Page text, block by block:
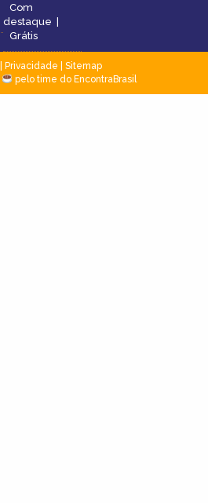
Com
destaque |
Grátis
Privacidade
Sitemap
pelo time do EncontraBrasil